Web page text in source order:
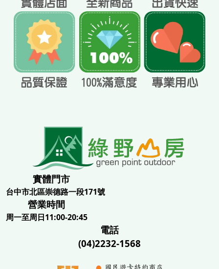
實體門市
台中市北區崇德路一段171號
營業時間
周一至周日11:00-20:45
電話
(04)2232-1568